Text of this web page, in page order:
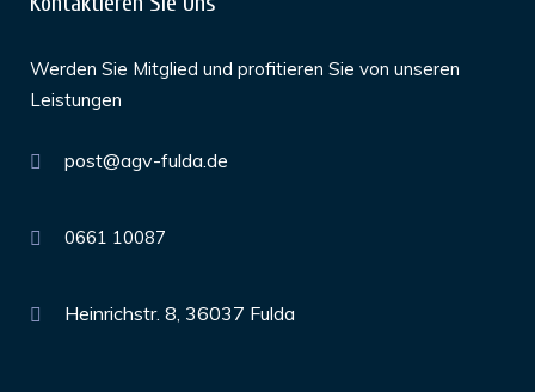
Werden Sie Mitglied und profitieren Sie von unseren
Leistungen
post@agv-fulda.de
0661 10087
Heinrichstr. 8, 36037 Fulda